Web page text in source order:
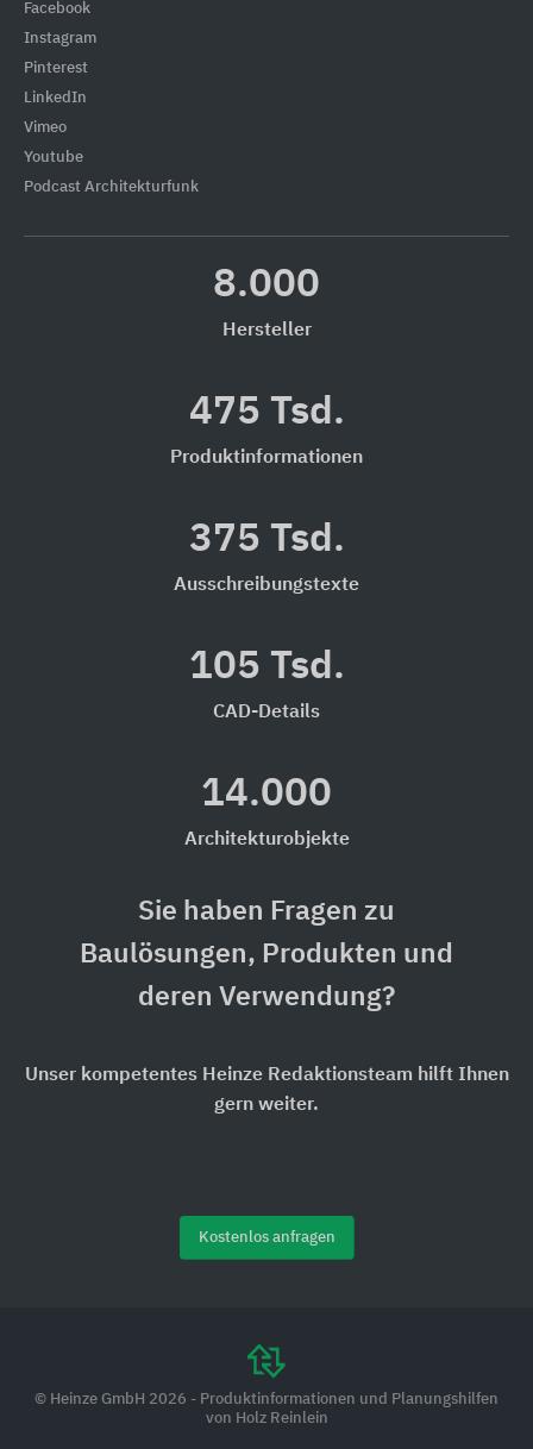
Facebook
Instagram
Pinterest
LinkedIn
Vimeo
Youtube
Podcast Architekturfunk
8.000
Hersteller
475 Tsd.
Produktinformationen
375 Tsd.
Ausschreibungstexte
105 Tsd.
CAD-Details
14.000
Architekturobjekte
Sie haben Fragen zu
Baulösungen, Produkten und
deren Verwendung?
Unser kompetentes Heinze Redaktionsteam hilft Ihnen
gern weiter.
Kostenlos anfragen
© Heinze GmbH 2026 - Produktinformationen und Planungshilfen
von Holz Reinlein